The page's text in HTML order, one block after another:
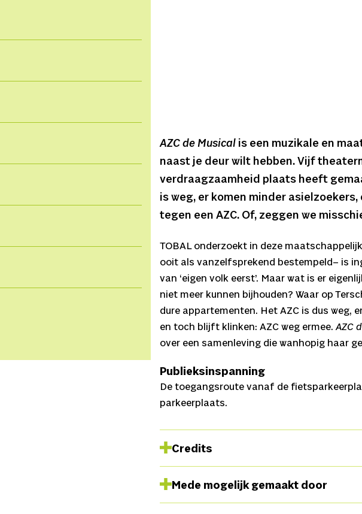
AZC de Musical is een muzikale en
naast je deur wilt hebben. Vijf
verdraagzaamheid plaats heeft
is weg, er komen minder
tegen een AZC. Of, zeggen we
TOBAL onderzoekt in deze
ooit als vanzelfsprekend bestempeld– is
van ‘eigen volk eerst’. Maar wat is er
niet meer kunnen bijhouden? Waar op
dure appartementen. Het AZC is dus weg,
en toch blijft klinken: AZC weg ermee.AZC
over een samenleving die wanhopig haar
Publieksinspanning
De toegangsroute vanaf de
parkeerplaats.
Credits
Lunteren, Marloes IJpelaar, Milan Sekeris,
Support Drost, Lorenzo Nonnekens,
Mede mogelijk gemaakt door